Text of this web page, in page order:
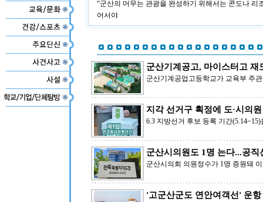
“군산의 머무는 관광을 완성하기 위해서는 콘도나 리
어서야
군산기계공고, 마이스터고 재
군산기계공업고등학교가 교육부 주
지각 선거구 획정에 도·시의
6.3 지방선거 후보 등록 기간
군산시의원도 1명 는다...공직
군산시의회 의원정수가 1명 증원돼
'고군산군도 연안여객선' 운